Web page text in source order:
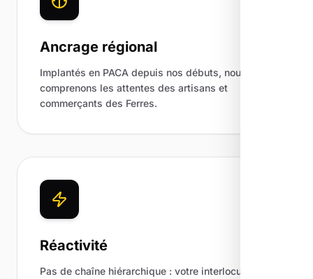
Ancrage régional
Implantés en PACA depuis nos débuts, nous
comprenons les attentes des artisans et
commerçants des Ferres.
Réactivité
Pas de chaîne hiérarchique : votre interlocuteur